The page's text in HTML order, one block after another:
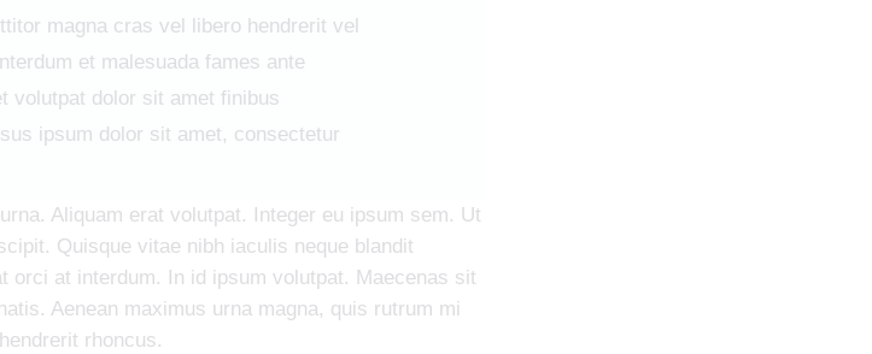
magna cras vel libero hendrerit vel
et malesuada fames ante
volutpat dolor sit amet finibus
ipsum dolor sit amet, consectetur
Aliquam erat volutpat. Integer eu ipsum sem. Ut
Quisque vitae nibh iaculis neque blandit
orci at interdum. In id ipsum volutpat. Maecenas sit
Aenean maximus urna magna, quis rutrum mi
rhoncus.